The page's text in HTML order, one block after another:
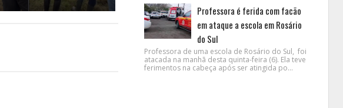
Professora é ferida com facão
em ataque a escola em Rosário
do Sul
Professora de uma escola de Rosário do Sul, foi
atacada na manhã desta quinta-feira (6). Ela teve
ferimentos na cabeça após ser atingida po...